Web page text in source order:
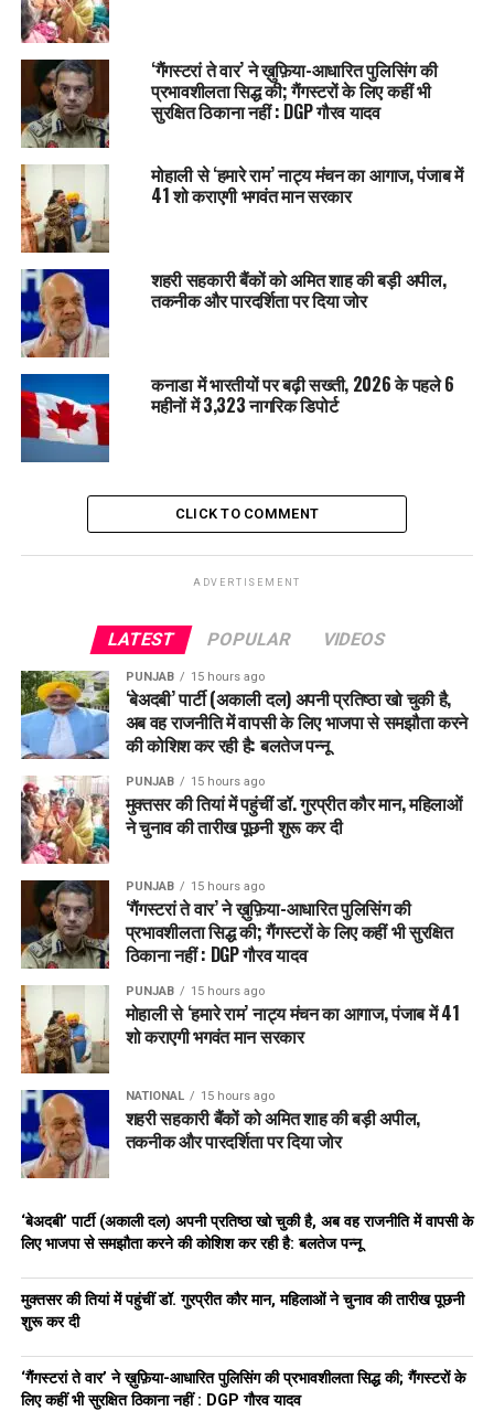
स्थित पंजाब लोक भवन में लोहड़ी का पर्व मनाया।
इससे पहले सुबह से ही शहरों और गांवों में छतों पर पतंगबाजी का दौर शुरू हो
गया। लुधियाना, अमृतसर, मोहाली और चंडीगढ़ समेत कई जगहों पर जश्न
का माहौल नजर आया। इस बीच अमृतसर में छत पर पतंग उड़ाते वक्त
युवकों ने हवाई फायरिंग की। पूरी घटना कैमरे में कैद हो गई। वहीं क्रिकेटर
अभिषेक शर्मा ने सिंगर एपी ढिल्लो संग पतंग उड़ाई
सियासी रंग भी लोहड़ी में नजर आया। पंजाब कांग्रेस ने महिलाओं को हर
महीने 1000 रुपए देने को लेकर AAP सरकार पर तंज कसते हुए सो
RELATED TOPICS:
UP NEXT
Mohali में शीतकालीन अवकाश के बाद खुले स्कूल:स्टूडेंट्स की
उपस्थिति रही बेहद कम, घने कोहरे और कड़ाके की ठंड का दिखा
असर
DON'T MISS
पंजाब में टेंपरेचर 0℃ पहुंचा:चंडीगढ़ में घने कोहरे-शीतलहर का ऑरेंज
अलर्ट, 2 दिन बारिश की संभावना
‘गैंगस्टरां ते वार’ ने ख़ुफ़िया-आधारित पुलिसिंग की
प्रभावशीलता सिद्ध की; गैंगस्टरों के लिए कहीं भी
सुरक्षित ठिकाना नहीं : DGP गौरव यादव
मोहाली से ‘हमारे राम’ नाट्य मंचन का आगाज, पंजाब में
41 शो कराएगी भगवंत मान सरकार
शहरी सहकारी बैंकों को अमित शाह की बड़ी अपील,
तकनीक और पारदर्शिता पर दिया जोर
कनाडा में भारतीयों पर बढ़ी सख्ती, 2026 के पहले 6
महीनों में 3,323 नागरिक डिपोर्ट
CLICK TO COMMENT
ADVERTISEMENT
LATEST POPULAR VIDEOS
PUNJAB 15 hours ago
‘बेअदबी’ पार्टी (अकाली दल) अपनी प्रतिष्ठा खो चुकी है,
अब वह राजनीति में वापसी के लिए भाजपा से समझौता करने
की कोशिश कर रही है: बलतेज पन्नू
PUNJAB 15 hours ago
मुक्तसर की तियां में पहुंचीं डॉ. गुरप्रीत कौर मान, महिलाओं
ने चुनाव की तारीख पूछनी शुरू कर दी
PUNJAB 15 hours ago
‘गैंगस्टरां ते वार’ ने ख़ुफ़िया-आधारित पुलिसिंग की
प्रभावशीलता सिद्ध की; गैंगस्टरों के लिए कहीं भी सुरक्षित
ठिकाना नहीं : DGP गौरव यादव
PUNJAB 15 hours ago
मोहाली से ‘हमारे राम’ नाट्य मंचन का आगाज, पंजाब में 41
शो कराएगी भगवंत मान सरकार
NATIONAL 15 hours ago
शहरी सहकारी बैंकों को अमित शाह की बड़ी अपील,
तकनीक और पारदर्शिता पर दिया जोर
‘बेअदबी’ पार्टी (अकाली दल) अपनी प्रतिष्ठा खो चुकी है, अब वह राजनीति में वापसी के
लिए भाजपा से समझौता करने की कोशिश कर रही है: बलतेज पन्नू
मुक्तसर की तियां में पहुंचीं डॉ. गुरप्रीत कौर मान, महिलाओं ने चुनाव की तारीख पूछनी
शुरू कर दी
‘गैंगस्टरां ते वार’ ने ख़ुफ़िया-आधारित पुलिसिंग की प्रभावशीलता सिद्ध की; गैंगस्टरों के
लिए कहीं भी सुरक्षित ठिकाना नहीं : DGP गौरव यादव